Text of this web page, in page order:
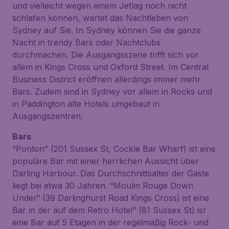
und vielleicht wegen einem Jetlag noch nicht
schlafen können, wartet das Nachtleben von
Sydney auf Sie. In Sydney können Sie die ganze
Nacht in trendy Bars oder Nachtclubs
durchmachen. Die Ausgangsszene trifft sich vor
allem in Kings Cross und Oxford Street. Im Central
Business District eröffnen allerdings immer mehr
Bars. Zudem sind in Sydney vor allem in Rocks und
in Paddington alte Hotels umgebaut in
Ausgangszentren.
Bars
“Ponton” (201 Sussex St, Cockle Bar Wharf) ist eine
populäre Bar mit einer herrlichen Aussicht über
Darling Harbour. Das Durchschnittsalter der Gäste
liegt bei etwa 30 Jahren. “Moulin Rouge Down
Under“ (39 Darlinghurst Road Kings Cross) ist eine
Bar in der auf dem Retro Hotel” (81 Sussex St) isr
eine Bar auf 5 Etagen in der regelmäβig Rock- und